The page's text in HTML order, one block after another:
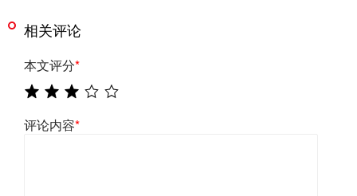
相关评论
本文评分*
评论内容*